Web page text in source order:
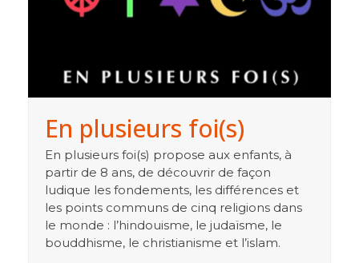
En plusieurs foi(s)
En plusieurs foi(s) propose aux enfants, à
partir de 8 ans, de découvrir de façon
ludique les fondements, les différences et
les points communs de cinq religions dans
le monde : l’hindouisme, le judaïsme, le
bouddhisme, le christianisme et l’islam.